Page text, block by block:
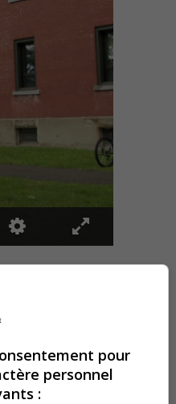
pour
personnel
: